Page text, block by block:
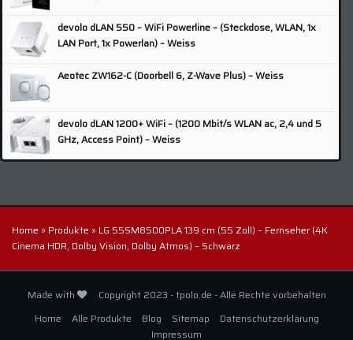
Olympus
Pentax
Philips
QNAP
Raspberry (3)
SanDisk (2)
Sonoff (4)
devolo dLAN 550 – WiFi Powerline – (Steckdose, WLAN, 1x
LAN Port, 1x Powerlan) – Weiss
Aeotec ZW162-C (Doorbell 6, Z-Wave Plus) – Weiss
devolo dLAN 1200+ WiFi – (1200 Mbit/s WLAN ac, 2,4 und 5
GHz, Access Point) – Weiss
Home » Produkte » LG 55SM8500PLA 139 cm (55 Zoll) – Fernseher (4K
Cinema HDR, Dolby Vision, Dolby Atmos) – Schwarz
Made with
Copyright 2023 - tpolo.de - Alle Rechte vorbehalten
Home
Alle Produkte Blog Sitemap
Datenschutzerklärung
Impressum